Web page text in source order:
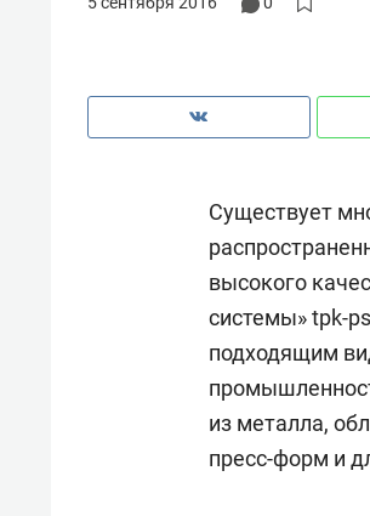
Существует
высокого
системы» tpk-
подходящим
из металла,
пресс-форм и
Оставить шум за волной: